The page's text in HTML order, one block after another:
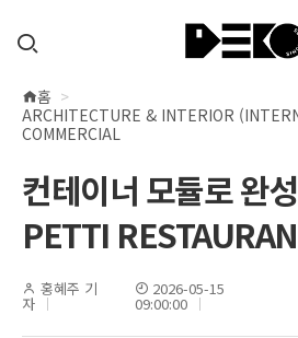
현
재
치
홈
ARCHITECTURE & INTERIOR
COMMERCIAL
컨테이너 모듈로 완
PETTI
홍혜주 기
자
2026-05-15
09:00:00